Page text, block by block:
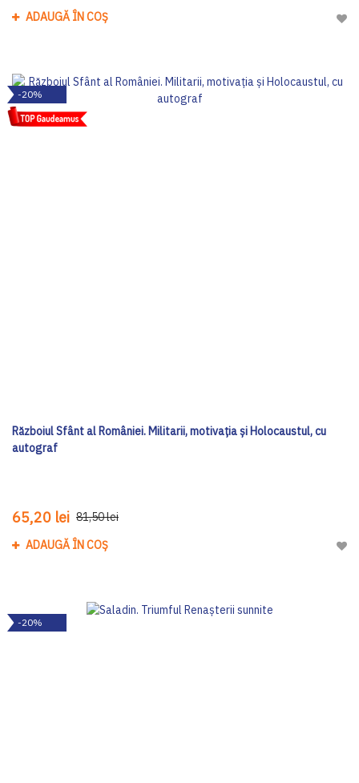
ADAUGĂ ÎN COȘ
-20%
Războiul Sfânt al României. Militarii, motivația și Holocaustul, cu
autograf
65,20 lei 81,50 lei
ADAUGĂ ÎN COȘ
-20%